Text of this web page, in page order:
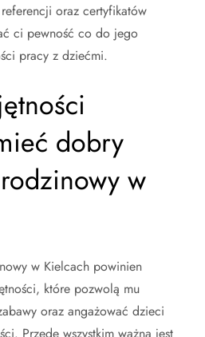
oraz certyfikatów
ci pewność co do jego
pracy z dziećmi.
dobry
w
w Kielcach powinien
które pozwolą mu
oraz angażować dzieci
Przede wszystkim ważna jest